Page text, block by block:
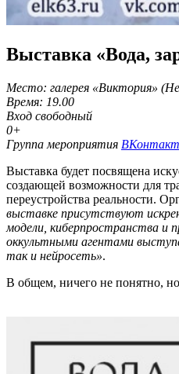
Выставка «Вода,
Место: галерея «Виктория»
Время: 19.00
Вход свободный
0+
Группа мероприятия
Выставка будет посвящена
создающей возможности для
переустройства реальности.
выставке присутствуют
модели, киберпространства и
оккультными агентами
так и нейросеть».
В общем, ничего не понятно,